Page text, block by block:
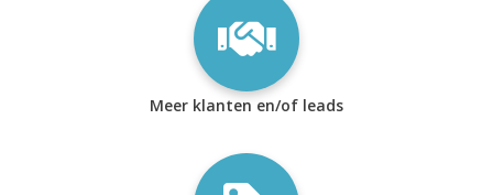
Meer klanten en/of leads